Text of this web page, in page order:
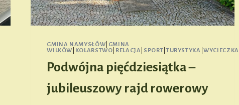
GMINA NAMYSŁÓW GMINA
WILKÓW
KOLARSTWO RELACJA SPORT TURYSTYKA |WYCIECZKA
Podwójna pięćdziesiątka –
jubileuszowy rajd rowerowy